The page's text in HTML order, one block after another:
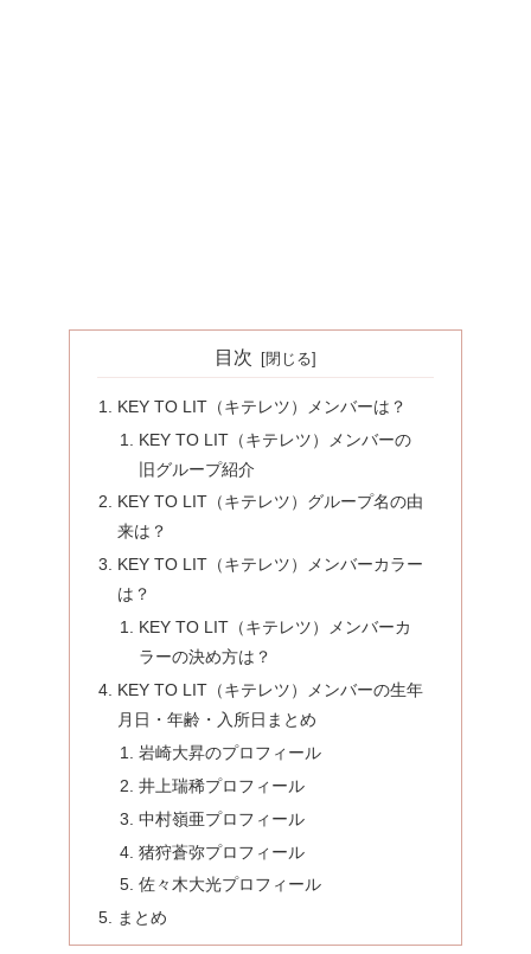
目次
KEY TO LIT（キテレツ）メンバーは？
KEY TO LIT（キテレツ）メンバーの
旧グループ紹介
KEY TO LIT（キテレツ）グループ名の由
来は？
KEY TO LIT（キテレツ）メンバーカラー
は？
KEY TO LIT（キテレツ）メンバーカ
ラーの決め方は？
KEY TO LIT（キテレツ）メンバーの生年
月日・年齢・入所日まとめ
岩崎大昇のプロフィール
井上瑞稀プロフィール
中村嶺亜プロフィール
猪狩蒼弥プロフィール
佐々木大光プロフィール
まとめ